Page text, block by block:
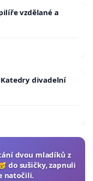
vzdělané a
Katedry divadelní
dvou mladíků z
do sušičky, zapnuli
natočili.